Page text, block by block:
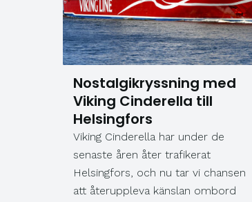
Nostalgikryssning med
Viking Cinderella till
Helsingfors
Viking Cinderella har under de
senaste åren åter trafikerat
Helsingfors, och nu tar vi chansen
att återuppleva känslan ombord